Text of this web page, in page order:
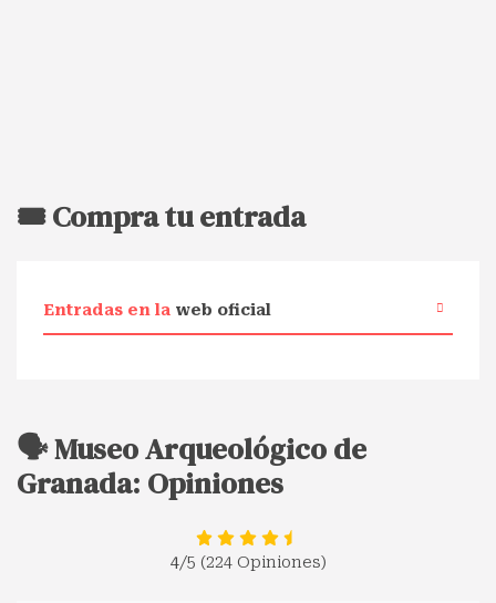
🎟️ Compra tu entrada
Entradas en la web oficial
🗣️ Museo Arqueológico de
Granada: Opiniones
4/5 (224 Opiniones)